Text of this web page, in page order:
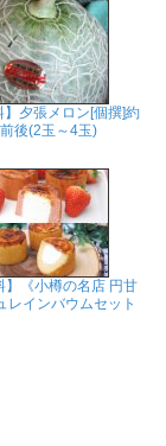
】夕張メロン[個撰]約
後(2玉～4玉)
】《小樽の名店 円甘
レインバウムセット